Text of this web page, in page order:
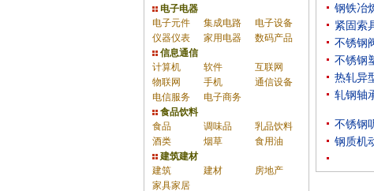
电子电器
电子元件
集成电路
电子设备
仪器仪表
家用电器
数码产品
信息通信
计算机
软件
互联网
物联网
手机
通信设备
电信服务
电子商务
食品饮料
食品
调味品
乳品饮料
酒类
烟草
食用油
建筑建材
建筑
建材
房地产
家具家居
钢铁冶
紧固索
不锈钢
不锈钢
热轧异
轧钢轴
不锈钢
钢质机